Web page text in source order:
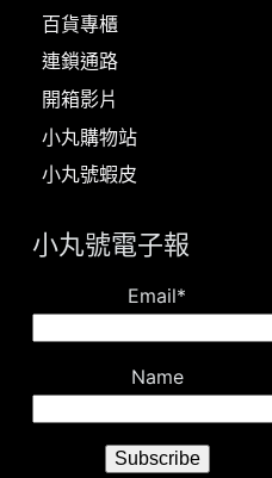
百貨專櫃
連鎖通路
開箱影片
小丸購物站
小丸號蝦皮
小丸號電子報
Email*
Name